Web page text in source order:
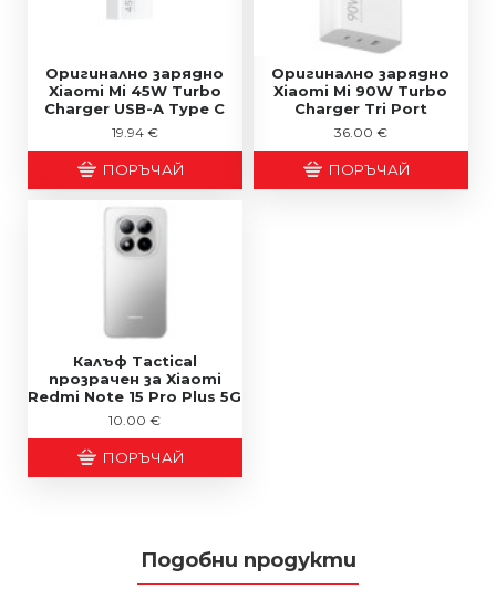
Оригинално зарядно
Xiaomi Mi 45W Turbo
Charger USB-A Type C
19.94 €
ПОРЪЧАЙ
Оригинално зарядно
Xiaomi Mi 90W Turbo
Charger Tri Port
36.00 €
ПОРЪЧАЙ
Калъф Tactical
прозрачен за Xiaomi
Redmi Note 15 Pro Plus 5G
10.00 €
ПОРЪЧАЙ
Подобни продукти